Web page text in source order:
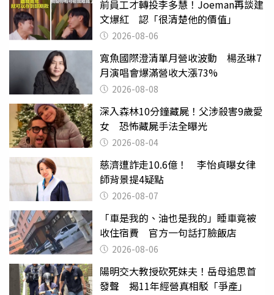
前員工才轉投李多慧！Joeman再談建
文爆紅 認「很清楚他的價值」
2026-08-06
寬魚國際澄清單月營收波動 楊丞琳7
月演唱會爆滿營收大漲73%
2026-08-08
深入森林10分鐘藏屍！父涉殺害9歲愛
女 恐怖藏屍手法全曝光
2026-08-04
慈濟遭詐走10.6億！ 李怡貞曝女律
師背景提4疑點
2026-08-07
「車是我的、油也是我的」睡車竟被
收住宿費 官方一句話打臉飯店
2026-08-06
陽明交大教授砍死妹夫！岳母追思首
發聲 揭11年經營真相駁「爭產」